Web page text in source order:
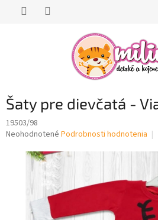
Šaty pre dievčatá -
19503/98
Priemerné
produktu
hviezdičiek.
Neohodnotené Podrobnosti hodnotenia